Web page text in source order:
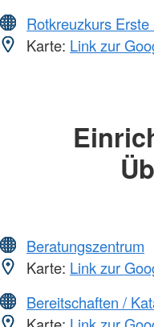
Rotkreuzkurs Erste
Karte: Link zur
Beratungszentrum
Karte: Link zur
Bereitschaften /